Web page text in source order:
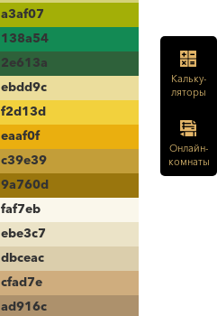
a3af07
138a54
2e613a
ebdd9c
f2d13d
eaaf0f
c39e39
9a760d
faf7eb
ebe3c7
dbceac
cfad7e
ad916c
Кальку-
ляторы
Онлайн-
комнаты